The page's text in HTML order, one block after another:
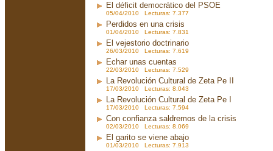
El déficit democrático del PSOE
05/04/2010 Lecturas: 7.377
Perdidos en una crisis
01/04/2010 Lecturas: 7.831
El vejestorio doctrinario
26/03/2010 Lecturas: 7.619
Echar unas cuentas
22/03/2010 Lecturas: 7.529
La Revolución Cultural de Zeta Pe II
17/03/2010 Lecturas: 8.043
La Revolución Cultural de Zeta Pe I
17/03/2010 Lecturas: 7.594
Con confianza saldremos de la crisis
02/03/2010 Lecturas: 8.069
El garito se viene abajo
01/03/2010 Lecturas: 7.913